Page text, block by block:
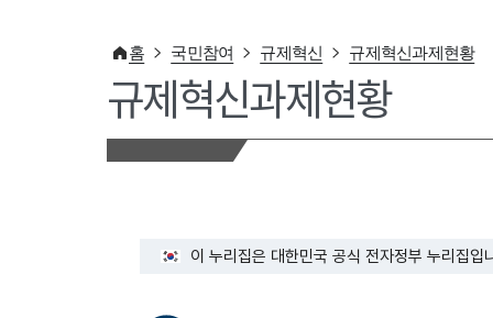
홈 국민참여 규제혁신 규제혁신과제현황
규제혁신과제현황